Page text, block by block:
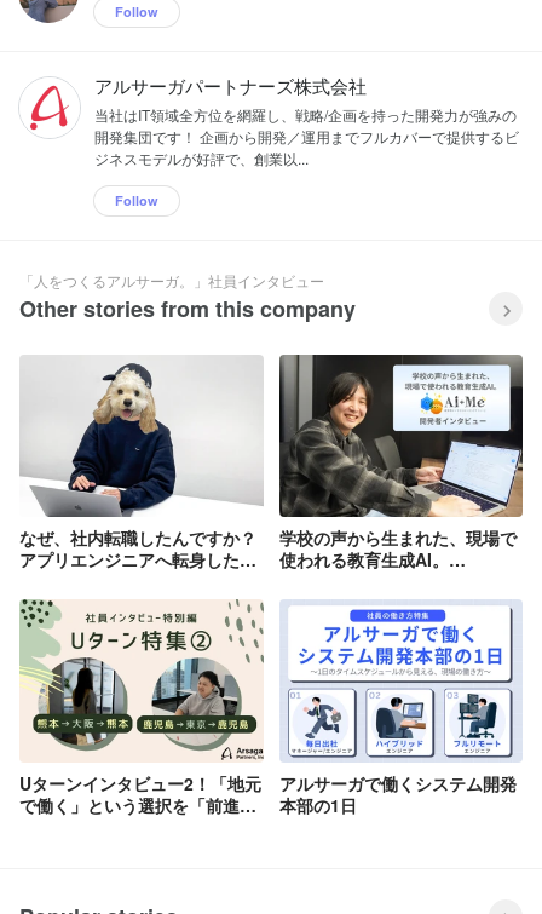
Follow
アルサーガパートナーズ株式会社
当社はIT領域全方位を網羅し、戦略/企画を持った開発力が強みの
開発集団です！ 企画から開発／運用までフルカバーで提供するビ
ジネスモデルが好評で、創業以...
Follow
「人をつくるアルサーガ。」社員インタビュー
Other stories from this company
なぜ、社内転職したんですか？
アプリエンジニアへ転身した元
学校の声から生まれた、現場で
使われる教育生成AI。
舞台裏
Uターンインタビュー2！「地元
で働く」という選択を「前進す
アルサーガで働くシステム開発
本部の1日